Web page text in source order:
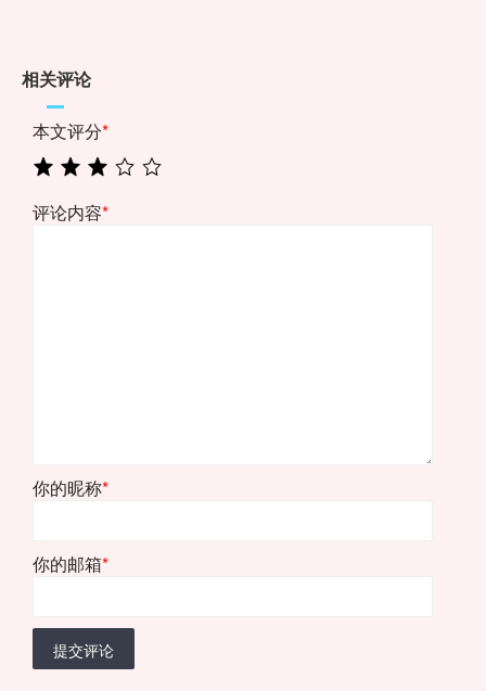
相关评论
本文评分*
评论内容*
你的昵称*
你的邮箱*
提交评论